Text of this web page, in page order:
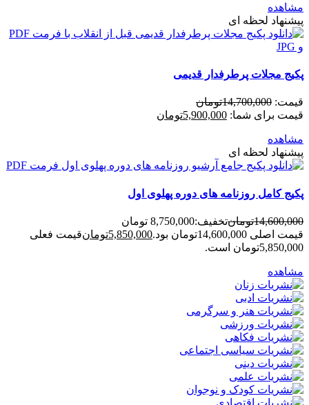
مشاهده
پیشنهاد لحظه ای
پکیج مجلات پرطرفدار قدیمی
قیمت: 14,700,000تومان
قیمت برای شما: 5,900,000تومان
مشاهده
پیشنهاد لحظه ای
پکیج کامل روزنامه های دوره پهلوی اول
14,600,000تومانتخفیف:8,750,000 تومان
قیمت اصلی 14,600,000تومان بود.
5,850,000تومانقیمت فعلی
5,850,000تومان است.
مشاهده